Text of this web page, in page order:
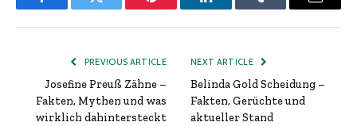
FacebookTwitter Pinterest LinkedInTumblr Email
PREVIOUS ARTICLE
Josefine Preuß Zähne –
Fakten, Mythen und was
wirklich dahintersteckt
NEXT ARTICLE
Belinda Gold Scheidung –
Fakten, Gerüchte und
aktueller Stand